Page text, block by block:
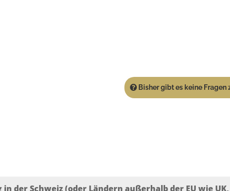
Bisher gibt es keine Fragen
der Schweiz (oder Ländern außerhalb der EU wie